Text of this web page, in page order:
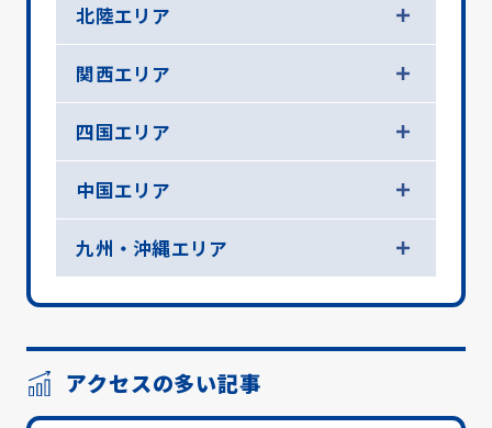
北陸エリア
関西エリア
四国エリア
中国エリア
九州・沖縄エリア
アクセスの多い記事